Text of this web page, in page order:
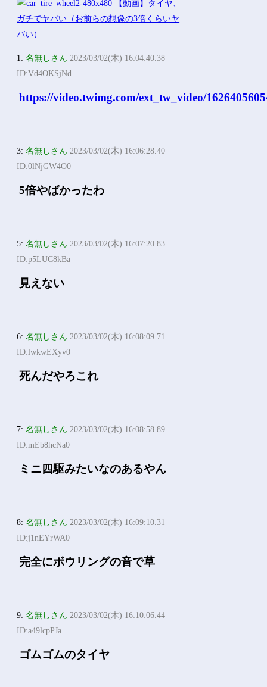
1:名無しさん 2023/03/02(木) 16:04:40.38
ID:Vd4OKSjNd
https://video.twimg.com/ext_tw_video/
3:名無しさん 2023/03/02(木) 16:06:28.40
ID:0lNjGW4O0
5倍やばかったわ
5:名無しさん 2023/03/02(木) 16:07:20.83
ID:p5LUC8kBa
見えない
6:名無しさん 2023/03/02(木) 16:08:09.71
ID:lwkwEXyv0
死んだやろこれ
7:名無しさん 2023/03/02(木) 16:08:58.89
ID:mEb8hcNa0
ミニ四駆みたいなのあるやん
8:名無しさん 2023/03/02(木) 16:09:10.31
ID:j1nEYrWA0
完全にボウリングの音で草
9:名無しさん 2023/03/02(木) 16:10:06.44
ID:a49lcpPJa
ゴムゴムのタイヤ